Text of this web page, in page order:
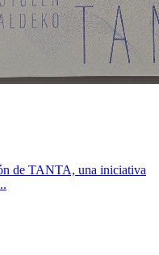
de TANTA, una iniciativa